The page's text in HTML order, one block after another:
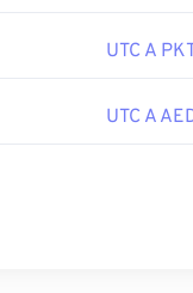
UTC A
UTC A